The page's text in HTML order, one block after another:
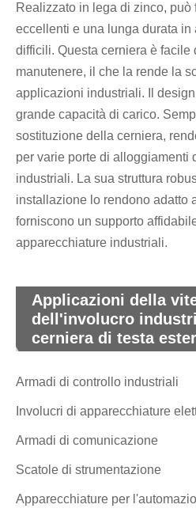
Realizzato in lega di zinco, può
eccellenti e una lunga durata in
difficili. Questa cerniera è facile
manutenere, il che la rende la
applicazioni industriali. Il
grande capacità di carico.
sostituzione della cerniera,
per varie porte di alloggiamenti
industriali. La sua struttura
installazione lo rendono adatto
forniscono un supporto
apparecchiature industriali.
Applicazioni della
dell'involucro
cerniera di testa
Armadi di controllo industriali
Involucri di apparecchiature
Armadi di comunicazione
Scatole di strumentazione
Apparecchiature per